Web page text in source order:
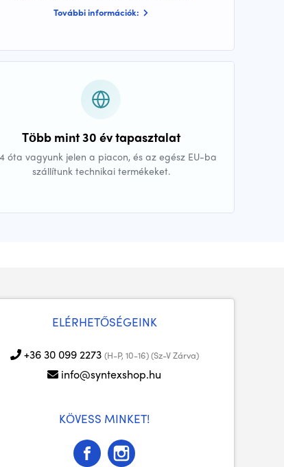
További információk:
Több mint 30 év tapasztalat
óta vagyunk jelen a piacon, és az egész EU-ba
szállítunk technikai termékeket.
ELÉRHETŐSÉGEINK
+36 30 099 2273 (H-P, 10-16) (Sz-V Zárva)
info@syntexshop.hu
KÖVESS MINKET!